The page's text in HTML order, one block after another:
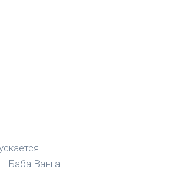
Баба Ванга.